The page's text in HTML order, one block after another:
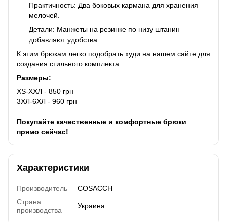
Практичность: Два боковых кармана для хранения
мелочей.
Детали: Манжеты на резинке по низу штанин
добавляют удобства.
К этим брюкам легко подобрать худи на нашем сайте для
создания стильного комплекта.
Размеры:
XS-ХХЛ - 850 грн
3ХЛ-6ХЛ - 960 грн
Покупайте качественные и комфортные брюки
прямо сейчас!
Характеристики
Производитель
COSACCH
Страна
производства
Украина